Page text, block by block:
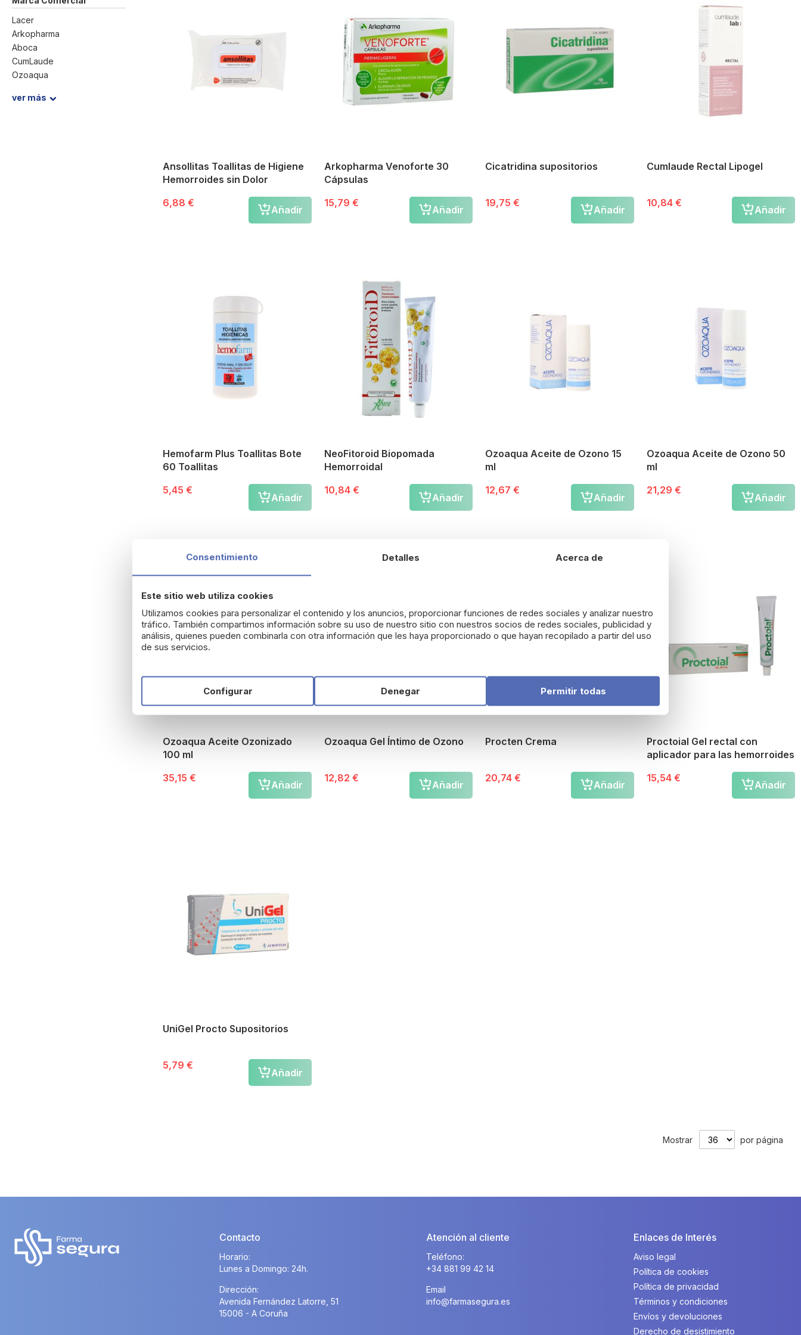
Ansollitas Toallitas de Higiene
Hemorroides sin Dolor
6,88 €
Añadir
Arkopharma Venoforte 30
Cápsulas
15,79 €
Añadir
Cicatridina supositorios
19,75 €
Añadir
Cumlaude Rectal Lipogel
10,84 €
Añadir
Hemofarm Plus Toallitas Bote
60 Toallitas
5,45 €
Añadir
NeoFitoroid Biopomada
Hemorroidal
10,84 €
Añadir
Ozoaqua Aceite de Ozono 15
ml
12,67 €
Añadir
Ozoaqua Aceite de Ozono 50
ml
21,29 €
Añadir
Ozoaqua Aceite Ozonizado
100 ml
35,15 €
Añadir
Ozoaqua Gel Íntimo de Ozono
12,82 €
Añadir
Procten Crema
20,74 €
Añadir
Proctoial Gel rectal con
aplicador para las hemorroides
15,54 €
Añadir
UniGel Procto Supositorios
5,79 €
Añadir
Mostrar por página
Lacer
Arkopharma
Aboca
CumLaude
Ozoaqua
ver más
Consentimiento Detalles Acerca de
Este sitio web utiliza cookies
Utilizamos cookies para personalizar el contenido y los anuncios, proporcionar funciones de redes sociales y analizar nuestro
tráfico. También compartimos información sobre su uso de nuestro sitio con nuestros socios de redes sociales, publicidad y
análisis, quienes pueden combinarla con otra información que les haya proporcionado o que hayan recopilado a partir del uso
de sus servicios.
Configurar Denegar Permitir todas
Contacto
Horario:
Lunes a Domingo: 24h.
Dirección:
Avenida Fernández Latorre, 51
15006 - A Coruña
Atención al cliente
Teléfono:
+34 881 99 42 14
Email
info@farmasegura.es
Enlaces de Interés
Aviso legal
Política de cookies
Política de privacidad
Términos y condiciones
Envíos y devoluciones
Derecho de desistimiento